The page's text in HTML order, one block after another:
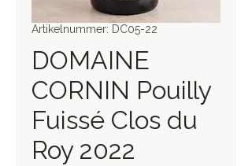
Artikelnummer: DC05-22
DOMAINE
CORNIN Pouilly
Fuissé Clos du
Roy 2022